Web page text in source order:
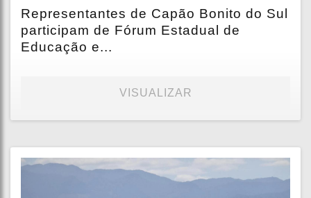
Representantes de Capão Bonito do Sul
participam de Fórum Estadual de
Educação e...
VISUALIZAR